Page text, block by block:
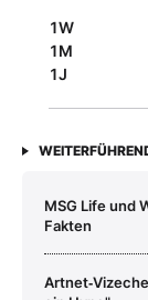
1W
1M
1J
MSG Life und
Fakten